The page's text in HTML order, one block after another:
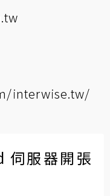
interwise.tw/
伺服器開張